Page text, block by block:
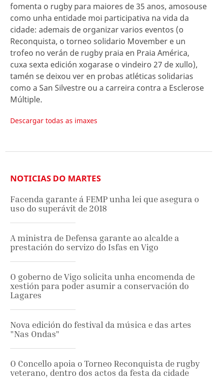
fomenta o rugby para maiores de 35 anos, amosouse
como unha entidade moi participativa na vida da
cidade: ademais de organizar varios eventos (o
Reconquista, o torneo solidario Movember e un
trofeo no verán de rugby praia en Praia América,
cuxa sexta edición xogarase o vindeiro 27 de xullo),
tamén se deixou ver en probas atléticas solidarias
como a San Silvestre ou a carreira contra a Esclerose
Múltiple.
Descargar todas as imaxes
NOTICIAS DO MARTES
Facenda garante á FEMP unha lei que asegura o
uso do superávit de 2018
A ministra de Defensa garante ao alcalde a
prestación do servizo do Isfas en Vigo
O goberno de Vigo solicita unha encomenda de
xestión para poder asumir a conservación do
Lagares
Nova edición do festival da música e das artes
"Nas Ondas"
O Concello apoia o Torneo Reconquista de rugby
veterano, dentro dos actos da festa da cidade